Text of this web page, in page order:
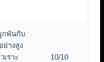
กพันกับ
ย่างสูง
ราะ
10/10